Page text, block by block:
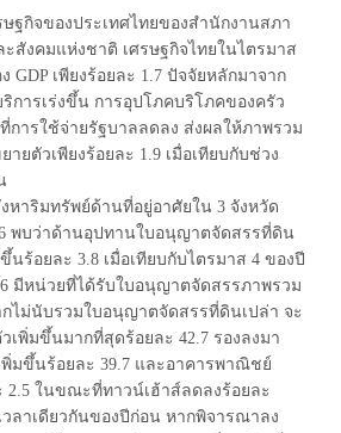
จของประเทศไทยของสำนักงานสภา
สังคมแห่งชาติ เศรษฐกิจไทยในไตรมาส
GDP เพียงร้อยละ 1.7 ปัจจัยหลักมาจาก
การเร่งขึ้น การอุปโภคบริโภคของครัว
การใช้จ่ายรัฐบาลลดลง ส่งผลให้ภาพรวม
ายตัวเพียงร้อยละ 1.9 เมื่อเทียบกับช่วง
มทรัพย์ด้านที่อยู่อาศัยใน 3 จังหวัด
พบว่าด้านอุปทานใบอนุญาตจัดสรรที่ดิน
นร้อยละ 3.8 เมื่อเทียบกับไตรมาส 4 ของปี
มีหน่วยที่ได้รับใบอนุญาตจัดสรรภาพรวม
กไม่นับรวมใบอนุญาตจัดสรรที่ดินเปล่า จะ
เพิ่มขึ้นมากที่สุดร้อยละ 42.7 รองลงมา
มขึ้นร้อยละ 39.7 และอาคารพาณิชย์
2.5 ในขณะที่ทาวน์เฮ้าส์ลดลงร้อยละ
วลาเดียวกันของปีก่อน หากพิจารณาลง